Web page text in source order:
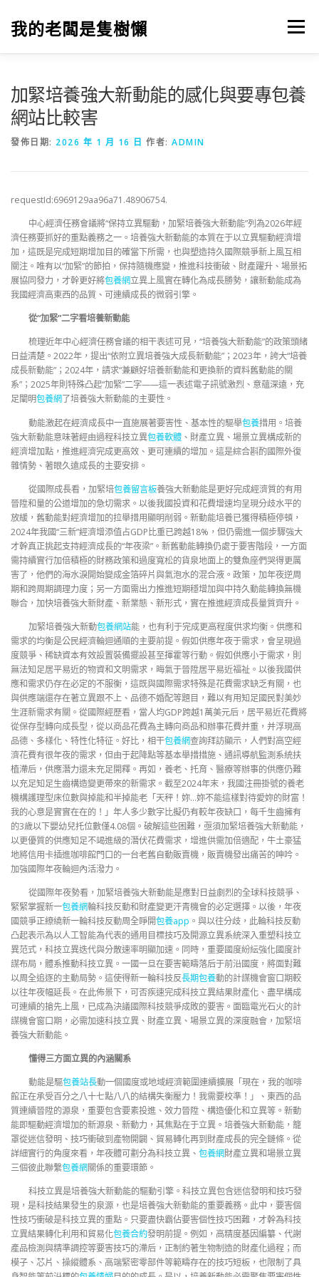
我的老闆是隻樹懶 選單
加緊培養強大新動能的感化與要專包養
網站比較害
發佈日期: 2026 年 1 月 16 日 作者: ADMIN
requestId:6969129aa96a71.48906754.
中心經濟任務會議將“保持立異驅動，加緊培養強大新動能”列為2026年經
濟任務要抓好的重點義務之一。培養強大新動能的本質在于以立異驅動經濟增
加，這既是完成短期增加目的確當下所需，也與塑造持久國際競爭新上風互相
關注。唯有以“加緊”的節拍，保持隨機應變，推進科技衝破、財產躍升、場景拓
展協同發力，才幹更好將包養網立異上風實在轉化為成長勝勢，讓新動能成為
我國經濟高東西的品質、可連續成長的微弱引擎。
從“加緊”二字看培養新動能
梳理近年中心經濟任務會議的相干表述可見，“培養強大新動能”的政策頭緒
日益清楚。2022年，提出“依附立異培養強大成長新動能”；2023年，誇大“培養
成長新動能”；2024年，請求“兼顧好培養新動能和更換新的資料舊動能的關
系”；2025年則特殊凸起“加緊”二字——這一表述電子訊號激烈、意蘊深遠，充
足闡明包養網了培養強大新動能的主要性。
動能激起在經濟成長中一直施展著要害性、基本性的驅舉包養措用。培養
強大新動能意味著經由過程科技立異包養軟體 、財產立異、場景立異構成新的
經濟增加點，推進經濟完成更高效、更可連續的增加。這是綜合斟酌國際外復
雜情勢、著眼久遠成長的主要安排。
從國際成長看，加緊培包養留言板養強大新動能是更好完成經濟質的有用
晉陞和量的公道增加的急切需求。以後我國投資和花費增速均呈現分歧水平的
放緩，舊動能對經濟增加的拉舉措用顯明削弱。新動能培養已獲得積極停頓，
2024年我國“三新”經濟增添值占GDP比重已跨越18%，但仍需進一個步驟強大
才幹真正挑起支持經濟成長的“年夜梁”。新舊動能轉換仍處于要害階段，一方面
需持續實行加倍積極的財務政策和過度寬松的貨泉地面上的雙魚座們哭得更厲
害了，他們的海水淚開始變成金箔碎片與氣泡水的混合液。政策，加年夜逆周
期和跨周期調理力度；另一方面需出力推進短期穩增加與中持久動能轉換無機
聯合，加快培養強大新財產、新業態、新形式，實在推進經濟成長量質齊升。
加緊培養強大新動包養網站能，也有利于完成更高程度供求均衡。供應和
需求的均衡是公民經濟輪迴通順的主要前提。假如供應年夜于需求，會呈現過
度競爭、稀缺資本有效設置裝備擺設甚至揮霍等行動。假如供應小于需求，則
無法知足居平易近的物資和文明需求，晦氣于晉陞居平易近福祉。以後我國供
應和需求仍存在必定的不服衡，這既與國際需求特殊是花費需求缺乏有關，也
與供應端還存在著立異跟不上、品德不婚配等題目，難以有用知足國民對美妙
生涯新需求有關。從國際經歷看，當人均GDP跨越1萬美元后，居平易近花費將
從保存型轉向成長型，從以商品花費為主轉向商品和辦事花費并重，并浮現高
品德、多樣化、特性化特征。好比，相干包養網查詢拜訪顯示，人們對高空經
濟花費有很年夜的需求，但由于起降點等基本舉措措施、通訊導航監測系統扶
植滯后，供應潛力還未充足開釋。再如，養老、托育、醫療等辦事的供應仍難
以充足知足生齒構造變更帶來的新需求。截至2024年末，我國注冊掛號的養老
機構護理型床位數與掉能和半掉能老「天秤！妳…妳不能這樣對待愛妳的財富！
我的心意是實實在在的！」年人多少數字比擬仍有較年夜缺口，每千生齒擁有
的3歲以下嬰幼兒托位數僅4.08個。破解這些困難，亟須加緊培養強大新動能，
以更優質的供應知足不竭進級的潛伏花費需求，增進供需加倍適配，牛土豪猛
地將信用卡插進咖啡館門口的一台老舊自動販賣機，販賣機發出痛苦的呻吟。
加強國際年夜輪迴內活潑力。
從國際年夜勢看，加緊培養強大新動能是應對日益劇烈的全球科技競爭、
緊緊掌握新一包養網輪科技反動和財產變更汗青機會的必定選擇。以後，年夜
國競爭正繚繞新一輪科技反動周全睜開包養app 。與以往分歧，此輪科技反動
凸起表示為以人工智能為代表的通用目標技巧及開源立異系統深入重塑科技立
異范式，科技立異迭代與分散速率明顯加速。同時，重要國度紛紜強化國度計
謀布局，體系推動科技立異。一國一旦在要害範疇落后于前沿國度，將面對難
以周全追逐的主動局勢。這使得新一輪科技反長期包養動的計謀機會窗口期較
以往年夜幅延長。在此佈景下，可否疾速完成科技立異結果財產化、盡早構成
可連續的搶先上風，已成為決議國際科技競爭成敗的要害。面臨電光石火的計
謀機會窗口期，必需加速科技立異、財產立異、場景立異的深度融會，加緊培
養強大新動能。
懂得三方面立異的內涵關系
動能是驅包養站長動一個國度或地域經濟範圍連續擴展「現在，我的咖啡
館正在承受百分之八十七點八八的結構失衡壓力！我需要校準！」、東西的品
質連續晉陞的源泉，重要包含要素投進、效力晉陞、構造優化和立異等。新動
能即驅動經濟增加的新源泉、新動力，其焦點在于立異。培養強大新動能，籠
罩從迷信發明、技巧衝破到產物開闢、貿易轉化再到財產成長的完全鏈條。從
詳細實行的角度來看，年夜體可劃分為科技立異、 包養網財產立異和場景立異
三個彼此聯繫包養網關係的重要環節。
科技立異是培養強大新動能的驅動引擎。科技立異包含迷信發明和技巧發
現，是科技結果發生的泉源，也是培養強大新動能的重要義務。此中，要害個
性技巧衝破是科技立異的重點。只要盡快霸佔要害個性技巧困難，才幹為科技
立異結果轉化利用和貿易化包養合約發明前提。例如，高精度基因編纂、代謝
產品檢測與精準調控等要害技巧的滯后，正制約著生物制造的財產化過程；而
模子、芯片、操縱體系、高端緊密零部件等範疇存在的技巧短板，也限制了具